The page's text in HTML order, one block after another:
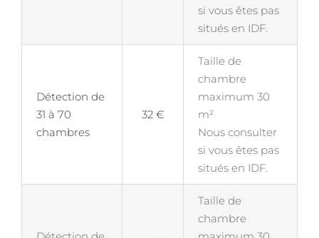
si vous êtes pas
situés en IDF.
Détection de
31 à 70
chambres
32 €
Taille de
chambre
maximum 30
m²
Nous consulter
si vous êtes pas
situés en IDF.
Taille de
chambre